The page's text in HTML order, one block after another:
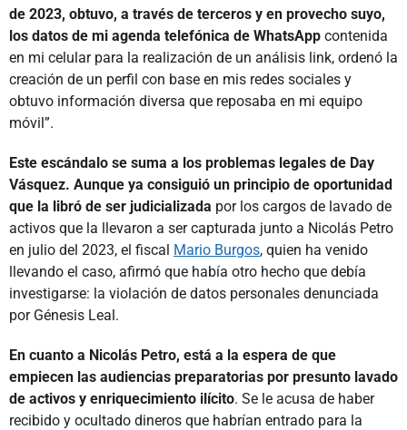
de 2023, obtuvo, a través de terceros y en provecho suyo,
los datos de mi agenda telefónica de WhatsApp contenida
en mi celular para la realización de un análisis link, ordenó la
creación de un perfil con base en mis redes sociales y
obtuvo información diversa que reposaba en mi equipo
móvil”.
Este escándalo se suma a los problemas legales de Day
Vásquez. Aunque ya consiguió un principio de oportunidad
que la libró de ser judicializada por los cargos de lavado de
activos que la llevaron a ser capturada junto a Nicolás Petro
en julio del 2023, el fiscal Mario Burgos, quien ha venido
llevando el caso, afirmó que había otro hecho que debía
investigarse: la violación de datos personales denunciada
por Génesis Leal.
En cuanto a Nicolás Petro, está a la espera de que
empiecen las audiencias preparatorias por presunto lavado
de activos y enriquecimiento ilícito. Se le acusa de haber
recibido y ocultado dineros que habrían entrado para la